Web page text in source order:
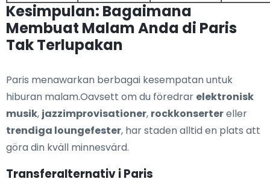
Kesimpulan: Bagaimana
Membuat Malam Anda di Paris
Tak Terlupakan
Paris menawarkan berbagai kesempatan untuk
hiburan malam.Oavsett om du föredrar elektronisk
musik, jazzimprovisationer, rockkonsertereller
trendiga loungefester, har staden alltid en plats att
göra din kväll minnesvärd.
Transferalternativ i Paris